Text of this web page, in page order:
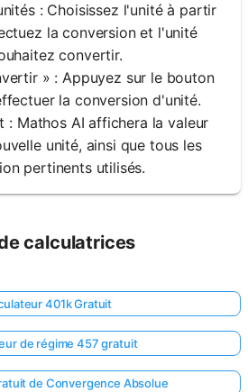
: Choisissez l'unité à partir
la conversion et l'unité
convertir.
» : Appuyez sur le bouton
la conversion d'unité.
: Mathos AI affichera la valeur
unité, ainsi que tous les
pertinents utilisés.
calculatrices
401k Gratuit
de régime 457 gratuit
de Convergence Absolue